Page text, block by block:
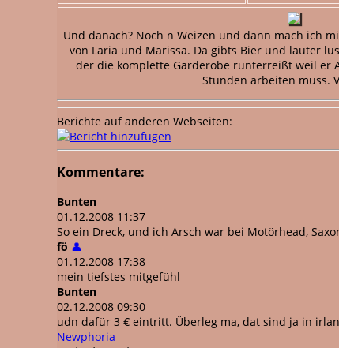
Und danach? Noch n Weizen und dann mach ich
von Laria und Marissa. Da gibts Bier und lauter
der die komplette Garderobe runterreißt weil er
Stunden arbeiten muss.
Berichte auf anderen Webseiten:
Kommentare:
Bunten
01.12.2008 11:37
So ein Dreck, und ich Arsch war bei Motörhead,
fö 👤
01.12.2008 17:38
mein tiefstes mitgefühl
Bunten
02.12.2008 09:30
udn dafür 3 € eintritt. Überleg ma, dat sind ja in
Newphoria